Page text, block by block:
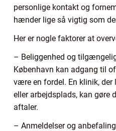
personlige kontakt og
hænder lige så vigtig som
Her er nogle faktorer at
– Beliggenhed og
København kan adgang til
være en fordel. En klinik,
eller arbejdsplads, kan gøre
aftaler.
– Anmeldelser og